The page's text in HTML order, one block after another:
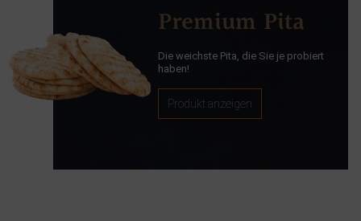
Premium Pita
Die weichste Pita, die Sie je probiert
haben!
Produkt anzeigen